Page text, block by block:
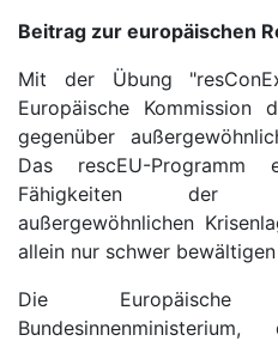
Beitrag zur europäischen
Mit der Übung
Europäische Kommission
gegenüber
Das rescEU-
Fähigkeiten der
außergewöhnlichen
allein nur schwer
Die Europäische